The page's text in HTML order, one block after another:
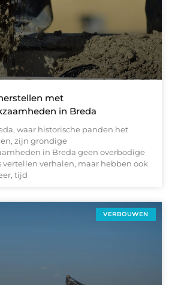
met
in Breda
waar historische panden het
zijn grondige
in Breda geen overbodige
vertellen verhalen, maar hebben ook
tijd
VERBOUWEN